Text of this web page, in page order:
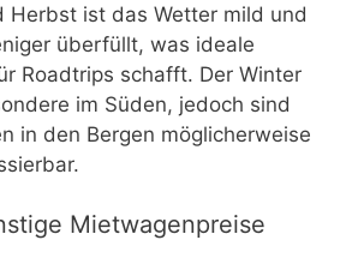
Herbst ist das Wetter mild und
überfüllt, was ideale
Roadtrips schafft. Der Winter
im Süden, jedoch sind
in den Bergen möglicherweise
Mietwagenpreise